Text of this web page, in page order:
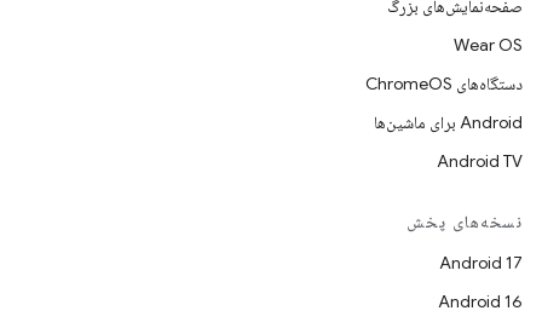
صفحه‌نمایش‌های بزرگ
Wear OS
دستگاه‌های ChromeOS
Android برای ماشین‌ها
Android TV
نسخه‌های پخش
Android 17
Android 16